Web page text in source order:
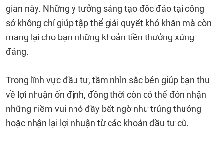
gian này. Những ý tưởng sáng tạo độc đáo tại công
sở không chỉ giúp tập thể giải quyết khó khăn mà còn
mang lại cho bạn những khoản tiền thưởng xứng
đáng.
Trong lĩnh vực đầu tư, tầm nhìn sắc bén giúp bạn thu
về lợi nhuận ổn định, đồng thời còn có thể đón nhận
những niềm vui nhỏ đầy bất ngờ như trúng thưởng
hoặc nhận lại lợi nhuận từ các khoản đầu tư cũ.